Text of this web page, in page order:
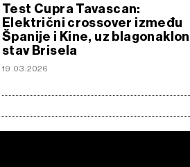
Test Cupra Tavascan:
Električni crossover između
Španije i Kine, uz blagonaklon
stav Brisela
19.03.2026